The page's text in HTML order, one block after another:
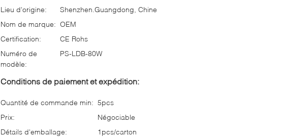
Lieu d'origine:
Shenzhen.Guangdong, Chine
Nom de marque: OEM
Certification:
CE Rohs
Numéro de
modèle:
PS-LDB-80W
Conditions de paiement et expédition:
Quantité de commande min: 5pcs
Prix:
Négociable
Détails d'emballage:
1pcs/carton